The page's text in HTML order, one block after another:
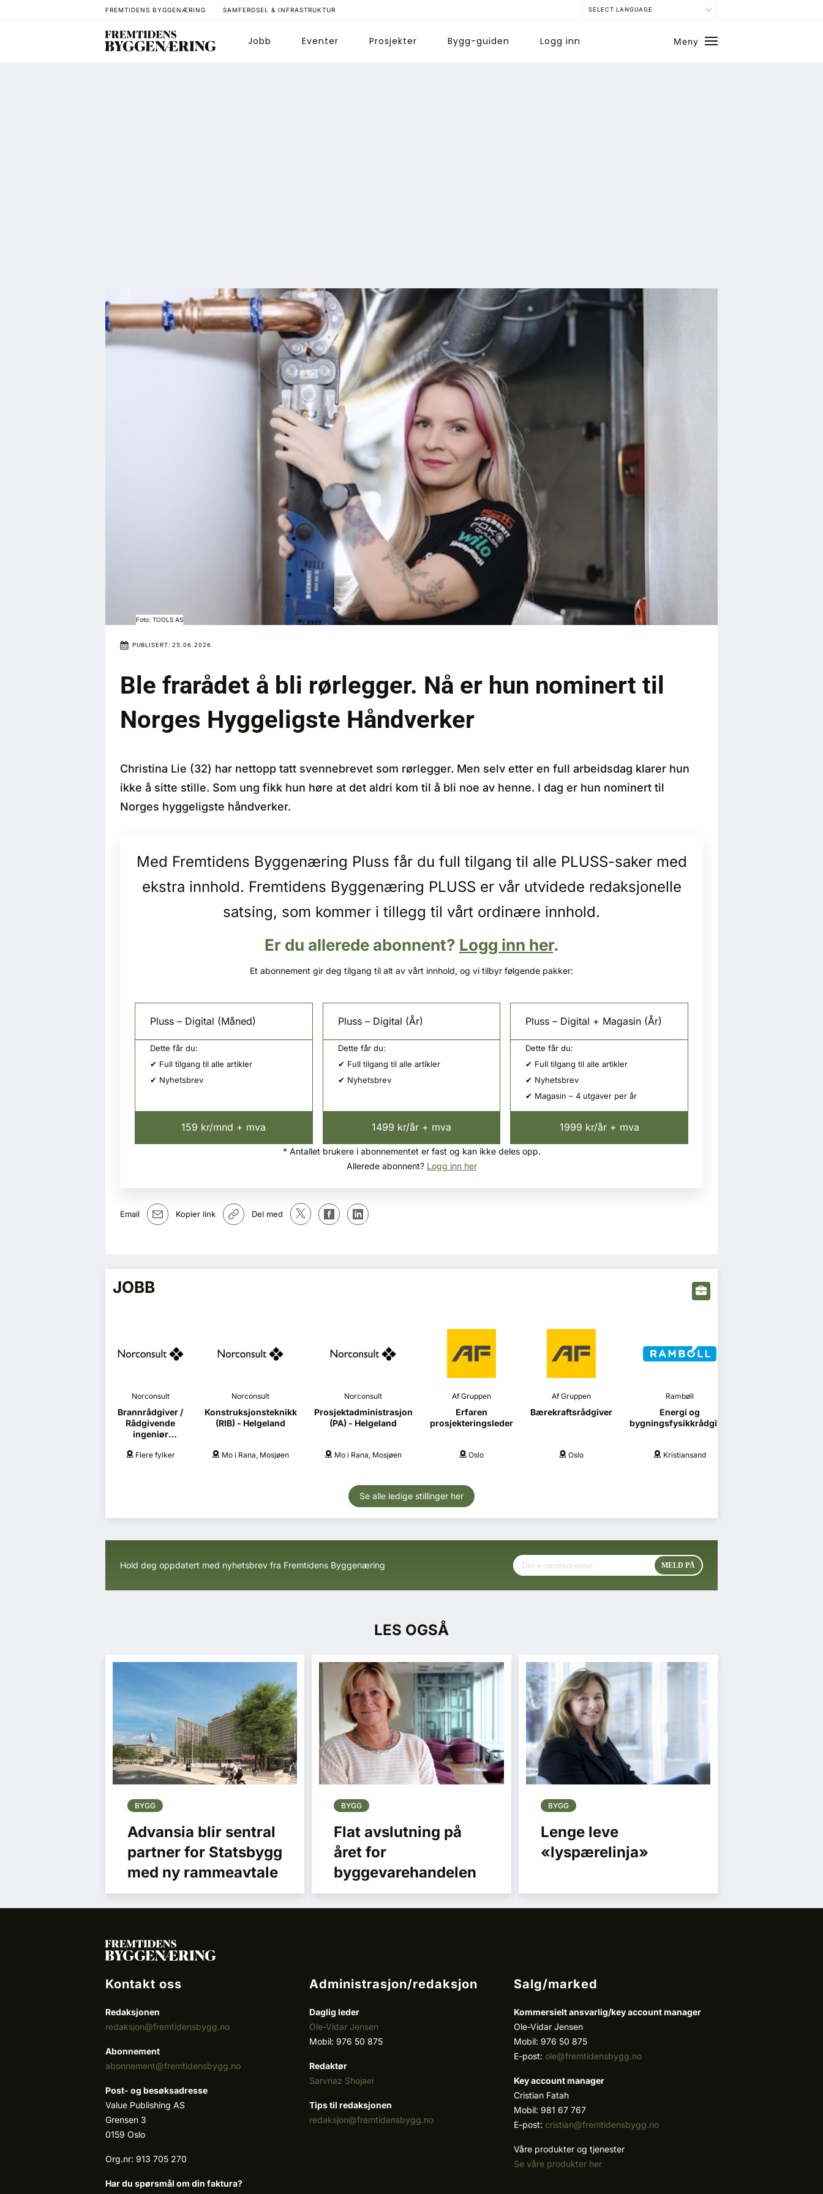
FREMTIDENS BYGGENÆRING SAMFERDSEL & INFRASTRUKTUR SELECT LANGUAGE
Jobb Eventer Prosjekter Bygg-guiden Logg inn
Meny
Foto: TOOLS AS
PUBLISERT: 25.06.2026
Ble frarådet å bli rørlegger. Nå er hun nominert til
Norges Hyggeligste Håndverker
Christina Lie (32) har nettopp tatt svennebrevet som rørlegger. Men selv etter en full arbeidsdag klarer hun
ikke å sitte stille. Som ung fikk hun høre at det aldri kom til å bli noe av henne. I dag er hun nominert til
Norges hyggeligste håndverker.
Med Fremtidens Byggenæring Pluss får du full tilgang til alle PLUSS-saker med
ekstra innhold. Fremtidens Byggenæring PLUSS er vår utvidede redaksjonelle
satsing, som kommer i tillegg til vårt ordinære innhold.
Er du allerede abonnent? Logg inn her.
Et abonnement gir deg tilgang til alt av vårt innhold, og vi tilbyr følgende pakker:
Pluss – Digital (Måned)
Dette får du:
✔ Full tilgang til alle artikler
✔ Nyhetsbrev
159 kr/mnd + mva
Pluss – Digital (År)
Dette får du:
✔ Full tilgang til alle artikler
✔ Nyhetsbrev
1499 kr/år + mva
Pluss – Digital + Magasin (År)
Dette får du:
✔ Full tilgang til alle artikler
✔ Nyhetsbrev
✔ Magasin – 4 utgaver per år
1999 kr/år + mva
* Antallet brukere i abonnementet er fast og kan ikke deles opp.
Allerede abonnent? Logg inn her
Email Kopier link Del med
JOBB
Norconsult
Brannrådgiver /
Rådgivende
ingeniør
(RIBr)
Flere fylker
Norconsult
Konstruksjonsteknikk
(RIB) - Helgeland
Mo i Rana, Mosjøen
Norconsult
Prosjektadministrasjon
(PA) - Helgeland
Mo i Rana, Mosjøen
Af Gruppen
Erfaren
prosjekteringsleder
Oslo
Af Gruppen
Bærekraftsrådgiver
Oslo
Rambøll
Energi og
bygningsfysikkrådgiver
Kristiansand
Se alle ledige stillinger her
Hold deg oppdatert med nyhetsbrev fra Fremtidens Byggenæring
LES OGSÅ
BYGG
Advansia blir sentral
partner for Statsbygg
med ny rammeavtale
BYGG
Flat avslutning på
året for
byggevarehandelen
BYGG
Lenge leve
«lyspærelinja»
Kontakt oss
Redaksjonen
redaksjon@fremtidensbygg.no
Abonnement
abonnement@fremtidensbygg.no
Post- og besøksadresse
Value Publishing AS
Grensen 3
0159 Oslo
Org.nr: 913 705 270
Har du spørsmål om din faktura?
Administrasjon/redaksjon
Daglig leder
Ole-Vidar Jensen
Mobil: 976 50 875
Redaktør
Sarvnaz Shojaei
Tips til redaksjonen
redaksjon@fremtidensbygg.no
Salg/marked
Kommersielt ansvarlig/key account manager
Ole-Vidar Jensen
Mobil: 976 50 875
E-post: ole@fremtidensbygg.no
Key account manager
Cristian Fatah
Mobil: 981 67 767
E-post: cristian@fremtidensbygg.no
Våre produkter og tjenester
Se våre produkter her